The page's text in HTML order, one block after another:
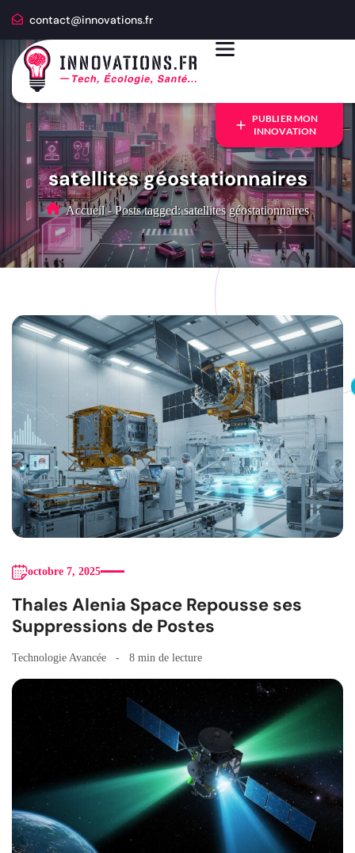
contact@innovations.fr
PUBLIER MON
INNOVATION
satellites géostationnaires
Accueil - Posts tagged: satellites géostationnaires
octobre 7, 2025
Thales Alenia Space Repousse ses
Suppressions de Postes
Technologie Avancée 8 min de lecture